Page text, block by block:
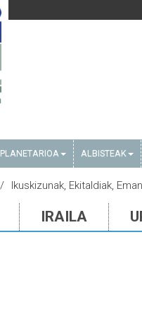
PLANETARIOA ALBISTEAK
Ikuskizunak, Ekitaldiak,
IRAILA